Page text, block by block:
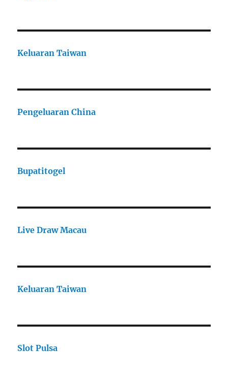
Keluaran Taiwan
Pengeluaran China
Bupatitogel
Live Draw Macau
Keluaran Taiwan
Slot Pulsa